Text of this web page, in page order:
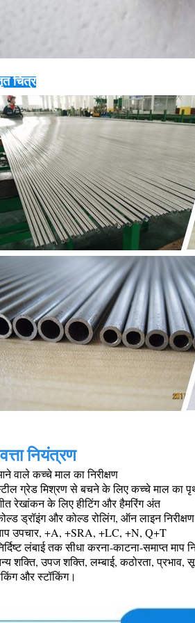
चित्र
नियंत्रण
वाले कच्चे माल का निरीक्षण
ग्रेड मिश्रण से बचने के लिए कच्चे माल का
रेखांकन के लिए हीटिंग और हैमरिंग अंत
ड्रॉइंग और कोल्ड रोलिंग, ऑन लाइन निरीक्षण
उपचार, +A, +SRA, +LC, +N, Q+T
लंबाई तक सीधा करना-काटना-समाप्त माप
शक्ति, उपज शक्ति, लम्बाई, कठोरता,
और स्टॉकिंग।